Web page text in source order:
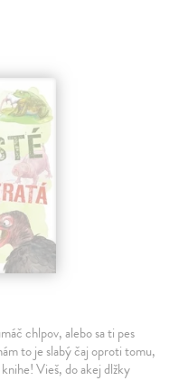
chlpov, alebo sa ti pes
to je slabý čaj oproti tomu,
Vieš, do akej dlžky